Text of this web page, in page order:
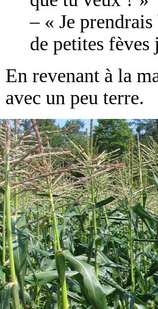
– « Je
de petites fèves
En revenant à la
avec un peu terre.